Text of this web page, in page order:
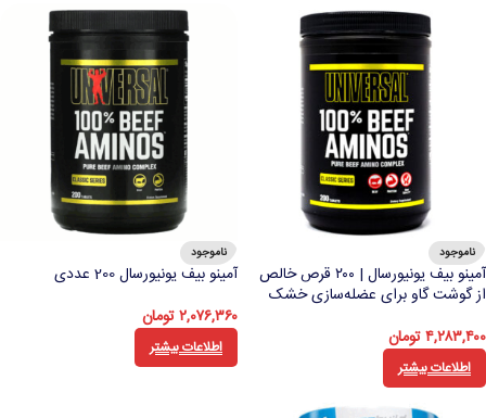
ناموجود
آمینو بیف یونیورسال | ۲۰۰ قرص خالص
از گوشت گاو برای عضله‌سازی خشک
۴,۲۸۳,۴۰۰تومان
اطلاعات بیشتر
ناموجود
آمینو بیف یونیورسال 200 عددی
۲,۰۷۶,۳۶۰تومان
اطلاعات بیشتر